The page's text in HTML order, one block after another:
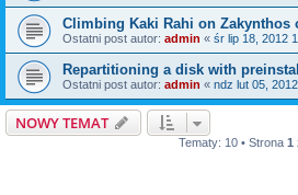
Climbing Kaki Rahi on Zakynthos
Ostatni post autor: admin « śr lip 18, 2012
Repartitioning a disk with
Ostatni post autor: admin « ndz lut 05,
NOWY TEMAT
Tematy: 10 • Strona 1